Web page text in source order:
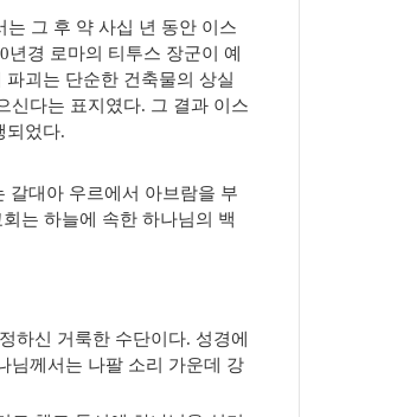
는 그 후 약 사십 년 동안 이스
년경 로마의 티투스 장군이 예
파괴는 단순한 건축물의 상실
신다는 표지였다. 그 결과 이스
되었다.
갈대아 우르에서 아브람을 부
회는 하늘에 속한 하나님의 백
하신 거룩한 수단이다. 성경에
님께서는 나팔 소리 가운데 강